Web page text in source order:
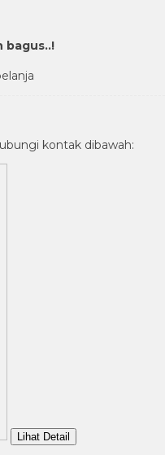
bagus..!
kontak dibawah:
Lihat Detail